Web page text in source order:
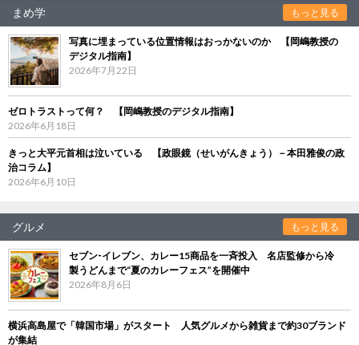
まめ学 もっと見る
写真に埋まっている位置情報はおっかないのか 【岡嶋教授の
デジタル指南】
2026年7月22日
ゼロトラストって何？ 【岡嶋教授のデジタル指南】
2026年6月18日
きっと大平元首相は泣いている 【政眼鏡（せいがんきょう）－本田雅俊の政
治コラム】
2026年6月10日
グルメ もっと見る
セブン‐イレブン、カレー15商品を一斉投入 名店監修から冷
製うどんまで“夏のカレーフェス”を開催中
2026年8月6日
横浜高島屋で「韓国市場」がスタート 人気グルメから雑貨まで約30ブランド
が集結